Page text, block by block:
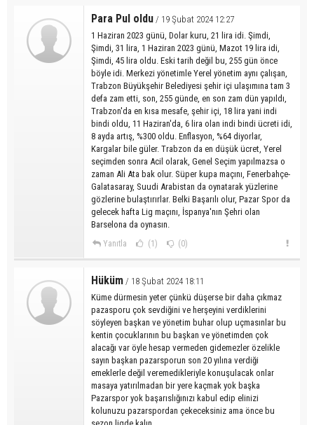
Para Pul oldu / 19 Şubat 2024 12:27
1 Haziran 2023 günü, Dolar kuru, 21 lira idi. Şimdi,
Şimdi, 31 lira, 1 Haziran 2023 günü, Mazot 19 lira idi,
Şimdi, 45 lira oldu. Eski tarih değil bu, 255 gün önce
böyle idi. Merkezi yönetimle Yerel yönetim aynı çalışan,
Trabzon Büyükşehir Belediyesi şehir içi ulaşımına tam 3
defa zam etti, son, 255 günde, en son zam dün yapıldı,
Trabzon'da en kısa mesafe, şehir içi, 18 lira yani indi
bindi oldu, 11 Haziran'da, 6 lira olan indi bindi ücreti idi,
8 ayda artış, %300 oldu. Enflasyon, %64 diyorlar,
Kargalar bile güler. Trabzon da en düşük ücret, Yerel
seçimden sonra Acil olarak, Genel Seçim yapılmazsa o
zaman Ali Ata bak olur. Süper kupa maçını, Fenerbahçe-
Galatasaray, Suudi Arabistan da oynatarak yüzlerine
gözlerine bulaştırırlar. Belki Başarılı olur, Pazar Spor da
gelecek hafta Lig maçını, İspanya'nın Şehri olan
Barselona da oynasın.
Yanıtla (1) (0)
Hüküm / 18 Şubat 2024 18:11
Küme dürmesin yeter çünkü düşerse bir daha çıkmaz
pazasporu çok sevdiğini ve herşeyini verdiklerini
söyleyen başkan ve yönetim buhar olup uçmasınlar bu
kentin çocuklarının bu başkan ve yönetimden çok
alacağı var öyle hesap vermeden gidemezler özelikle
sayın başkan pazarsporun son 20 yılına verdiği
emeklerle değil veremedikleriyle konuşulacak onlar
masaya yatırılmadan bir yere kaçmak yok başka
Pazarspor yok başarıslığınızı kabul edip elinizi
kolunuzu pazarspordan çekeceksiniz ama önce bu